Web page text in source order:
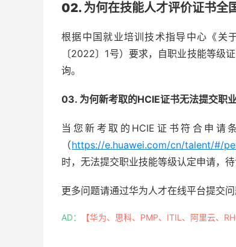
02. 为何在技能人才评价证书全
根据中国就业培训技术指导中心《关
〔2022〕1号）要求，自职业技能等级
询。
03. 为何新考取的HCIE证书无法提交职
当您新考取的HCIE证书符合申请
（https://e.huawei.com/cn/talent/#/
时，无法提交职业技能等级认定申请，
更多问题请通过华为人才在线平台提交问
AD： 【华为、思科、PMP、ITIL、阿里云、